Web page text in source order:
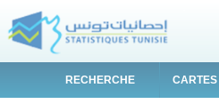
RECHERCHE CARTES